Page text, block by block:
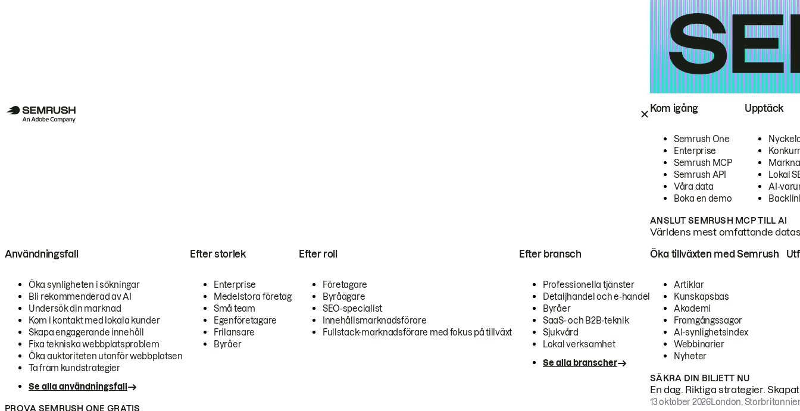
Kom igång
Semrush One
Enterprise
Semrush MCP
Semrush API
Våra data
Boka en demo
Upptäck
Lokal
AI-
ANSLUT SEMRUSH MCP TILL AI
Världens mest omfattande
Användningsfall
Öka synligheten i sökningar
Bli rekommenderad av AI
Undersök din marknad
Kom i kontakt med lokala kunder
Skapa engagerande innehåll
Fixa tekniska webbplatsproblem
Öka auktoriteten utanför webbplatsen
Ta fram kundstrategier
Se alla användningsfall
Efter storlek
Enterprise
Medelstora företag
Små team
Egenföretagare
Frilansare
Byråer
Efter roll
Företagare
Byråägare
SEO-specialist
Innehållsmarknadsförare
Fullstack-marknadsförare med fokus på tillväxt
Efter bransch
Professionella tjänster
Detaljhandel och e-handel
Byråer
SaaS- och B2B-teknik
Sjukvård
Lokal verksamhet
Se alla branscher
PROVA SEMRUSH ONE GRATIS
Öka tillväxten med Semrush
Artiklar
Kunskapsbas
Akademi
Framgångssagor
AI-synlighetsindex
Webbinarier
Nyheter
SÄKRA DIN BILJETT NU
En dag. Riktiga strategier.
13 oktober 2026London,